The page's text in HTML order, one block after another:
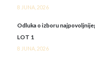
8 JUNA, 2026
Odluka o izboru
LOT 1
8 JUNA, 2026